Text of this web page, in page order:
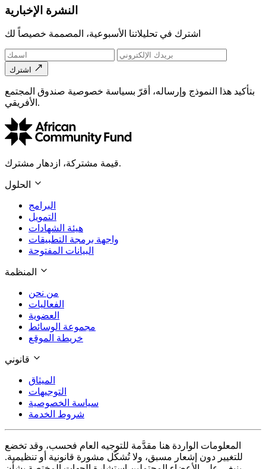
النشرة الإخبارية
اشترك في تحليلاتنا الأسبوعية، المصممة خصيصاً لك
اشترك
بتأكيد هذا النموذج وإرساله، أقرّ بسياسة خصوصية صندوق المجتمع
الأفريقي.
قيمة مشتركة، ازدهار مشترك.
الحلول
البرامج
التمويل
هيئة الشهادات
واجهة برمجة التطبيقات
البيانات المفتوحة
المنظمة
من نحن
الفعاليات
العضوية
مجموعة الوسائط
خريطة الموقع
قانوني
الميثاق
التوجيهات
سياسة الخصوصية
شروط الخدمة
المعلومات الواردة هنا مقدَّمة للتوجيه العام فحسب، وقد تخضع
للتغيير دون إشعار مسبق، ولا تُشكّل مشورة قانونية أو تنظيمية.